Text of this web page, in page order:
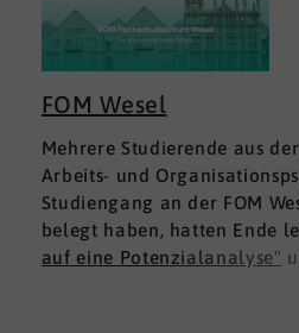
FOM Wesel
Mehrere Studierende aus
Arbeits- und
Studiengang an der FOM
belegt haben, hatten Ende
auf eine Potenzialanalyse"